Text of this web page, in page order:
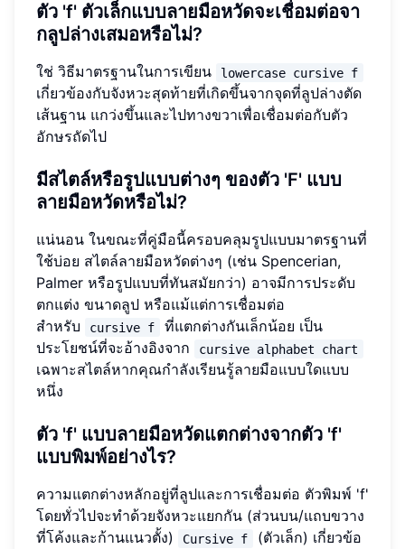
ตัว 'f' ตัวเล็กแบบลายมือหวัดจะเชื่อมต่อจา
กลูปล่างเสมอหรือไม่?
ใช่ วิธีมาตรฐานในการเขียน lowercase cursive f
เกี่ยวข้องกับจังหวะสุดท้ายที่เกิดขึ้นจากจุดที่ลูปล่างตัด
เส้นฐาน แกว่งขึ้นและไปทางขวาเพื่อเชื่อมต่อกับตัว
อักษรถัดไป
มีสไตล์หรือรูปแบบต่างๆ ของตัว 'F' แบบ
ลายมือหวัดหรือไม่?
แน่นอน ในขณะที่คู่มือนี้ครอบคลุมรูปแบบมาตรฐานที่
ใช้บ่อย สไตล์ลายมือหวัดต่างๆ (เช่น Spencerian,
Palmer หรือรูปแบบที่ทันสมัยกว่า) อาจมีการประดับ
ตกแต่ง ขนาดลูป หรือแม้แต่การเชื่อมต่อ
สำหรับ
cursive f
ที่แตกต่างกันเล็กน้อย เป็น
ประโยชน์ที่จะอ้างอิงจาก
cursive alphabet chart
เฉพาะสไตล์หากคุณกำลังเรียนรู้ลายมือแบบใดแบบ
หนึ่ง
ตัว 'f' แบบลายมือหวัดแตกต่างจากตัว 'f'
แบบพิมพ์อย่างไร?
ความแตกต่างหลักอยู่ที่ลูปและการเชื่อมต่อ ตัวพิมพ์ 'f'
โดยทั่วไปจะทำด้วยจังหวะแยกกัน (ส่วนบน/แถบขวาง
ที่โค้งและก้านแนวตั้ง)
Cursive f
(ตัวเล็ก) เกี่ยวข้อ